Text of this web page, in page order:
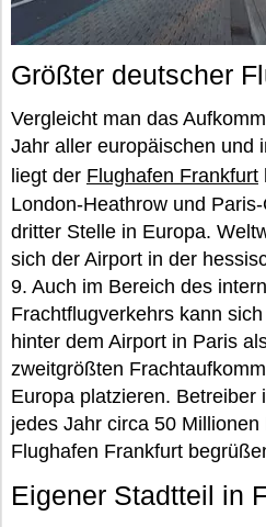
Größter deutscher
Vergleicht man das
Jahr aller europäischen und
liegt der Flughafen Frankfurt
London-Heathrow und
dritter Stelle in Europa.
sich der Airport in der
9. Auch im Bereich des
Frachtflugverkehrs kann
hinter dem Airport in Paris
zweitgrößten
Europa platzieren. Betreiber
jedes Jahr circa 50 Millionen
Flughafen Frankfurt
Eigener Stadtteil in